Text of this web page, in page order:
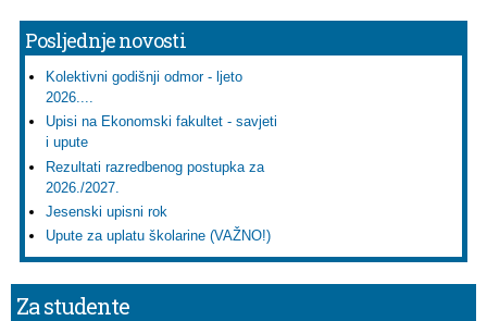
Posljednje novosti
Kolektivni godišnji odmor - ljeto
2026....
Upisi na Ekonomski fakultet - savjeti
i upute
Rezultati razredbenog postupka za
2026./2027.
Jesenski upisni rok
Upute za uplatu školarine (VAŽNO!)
Za studente